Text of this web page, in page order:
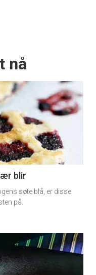
nå
blir
søte blå, er disse
på.